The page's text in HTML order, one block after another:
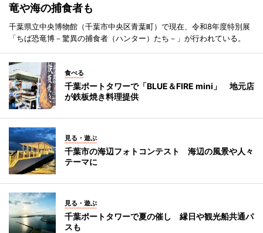
竜や海の捕食者も
千葉県立中央博物館（千葉市中央区青葉町）で現在、令和8年度特別展
「ちば恐竜博－驚異の捕食者（ハンター）たち－」が行われている。
食べる
千葉ポートタワーで「BLUE＆FIRE mini」 地元店
が鉄板焼き料理提供
見る・遊ぶ
千葉市の海辺フォトコンテスト 海辺の風景や人々
テーマに
見る・遊ぶ
千葉ポートタワーで夏の催し 縁日や観光船共通パ
スも